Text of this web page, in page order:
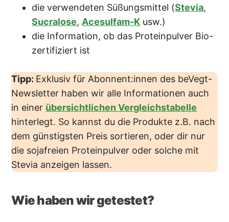
die verwendeten Süßungsmittel (Stevia,
Sucralose, Acesulfam-K usw.)
die Information, ob das Proteinpulver Bio-
zertifiziert ist
Tipp: Exklusiv für Abonnent:innen des beVegt-
Newsletter haben wir alle Informationen auch
in einer übersichtlichen Vergleichstabelle
hinterlegt. So kannst du die Produkte z.B. nach
dem günstigsten Preis sortieren, oder dir nur
die sojafreien Proteinpulver oder solche mit
Stevia anzeigen lassen.
Wie haben wir getestet?